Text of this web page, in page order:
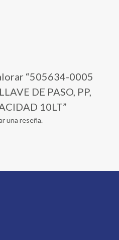
“505634-0005
DE PASO, PP,
10LT”
una reseña.